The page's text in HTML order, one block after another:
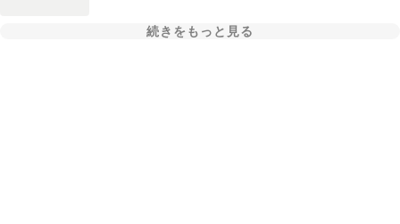
続きをもっと見る